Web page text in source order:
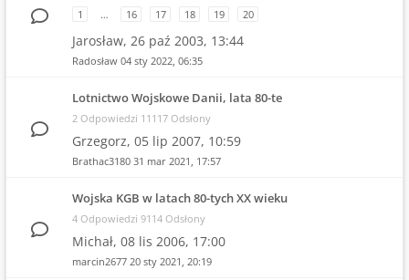
1
… 16 17 18 19 20
Jarosław, 26 paź 2003, 13:44
Radosław 04 sty 2022, 06:35
Lotnictwo Wojskowe Danii, lata 80-te
2 Odpowiedzi 11117 Odsłony
Grzegorz, 05 lip 2007, 10:59
Brathac3180 31 mar 2021, 17:57
Wojska KGB w latach 80-tych XX wieku
4 Odpowiedzi 9114 Odsłony
Michał, 08 lis 2006, 17:00
marcin2677 20 sty 2021, 20:19